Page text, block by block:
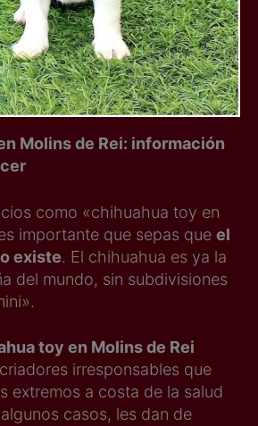
Molins de Rei: información
como «chihuahua toy en
importante que sepas que el
existe. El chihuahua es ya la
del mundo, sin subdivisiones
toy en Molins de Rei
irresponsables que
extremos a costa de la salud
casos, les dan de